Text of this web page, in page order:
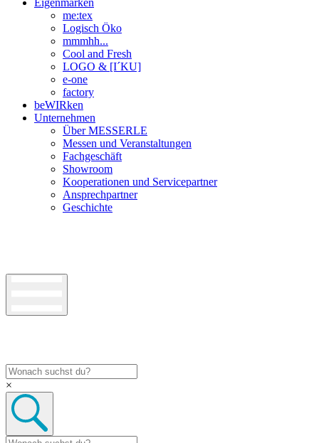
Eigenmarken
me:tex
Logisch Öko
mmmhh...
Cool and Fresh
LOGO & [I´KU]
e-one
factory
beWIRken
Unternehmen
Über MESSERLE
Messen und Veranstaltungen
Fachgeschäft
Showroom
Kooperationen und Servicepartner
Ansprechpartner
Geschichte
×